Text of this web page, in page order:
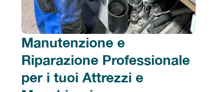
Manutenzione e
Riparazione Professionale
per i tuoi Attrezzi e